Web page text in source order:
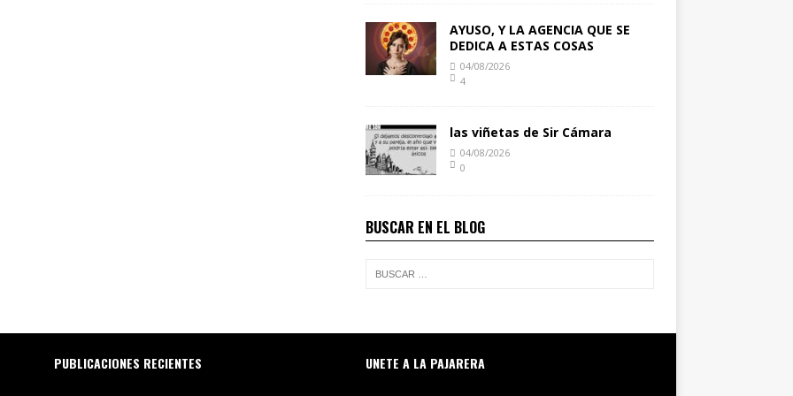
AYUSO, Y LA AGENCIA QUE SE
DEDICA A ESTAS COSAS
04/08/2026
4
las viñetas de Sir Cámara
04/08/2026
0
BUSCAR EN EL BLOG
PUBLICACIONES RECIENTES UNETE A LA PAJARERA